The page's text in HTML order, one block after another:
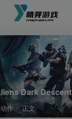
Dark
动作 正文